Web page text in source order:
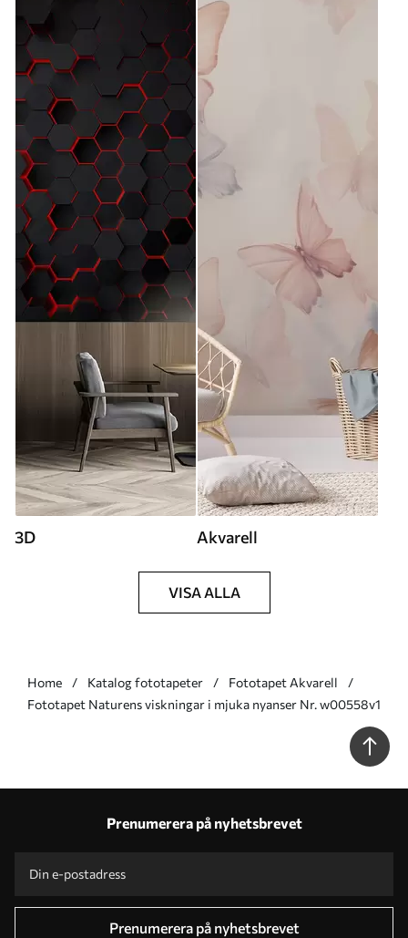
3D Akvarell
VISA ALLA
Home Katalog fototapeter
Fototapet Akvarell
Fototapet Naturens viskningar i mjuka nyanser Nr. w00558v1
Prenumerera på nyhetsbrevet
Prenumerera på nyhetsbrevet